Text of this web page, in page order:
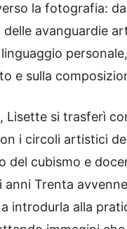
la fotografia:
avanguardie
e sulla
si trasferì
i circoli artistici
del cubismo e
Trenta
introdurla alla